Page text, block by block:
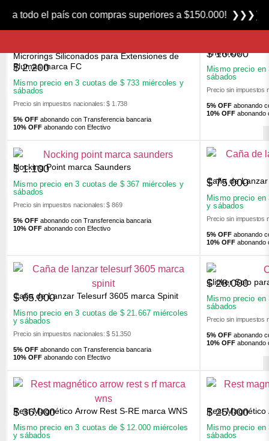
FILTROS
Microrings Siliconados para Extensiones de
Plumas marca FC
$2.200
Mismo precio en 3 cuotas de $733 miércoles y
sábados
Precio sin impuestos nacionales: $ 1.738
5% OFF abonando con Transferencia bancaria
10% OFF abonando con Efectivo
Thermos
$16.000
Mismo precio
sábados
Precio sin impuestos
5% OFF abonando
10% OFF abonando
Nocking Point marca Saunders
$1.100
Mismo precio en 3 cuotas de $367 miércoles y
sábados
Precio sin impuestos nacionales: $ 869
5% OFF abonando con Transferencia bancaria
10% OFF abonando con Efectivo
Caña de
$75.000
Mismo precio
y sábados
Precio sin impuestos
5% OFF abonando
10% OFF abonando
Caña de Lanzar Telesurf 3605 marca Spinit
$65.000
Mismo precio en 3 cuotas de $21.667 miércoles
y sábados
Precio sin impuestos nacionales: $ 51.350
5% OFF abonando con Transferencia bancaria
10% OFF abonando con Efectivo
Clicker Solo
$28.000
Mismo precio
sábados
Precio sin impuestos
5% OFF abonando
10% OFF abonando
Rest Magnético Arrow Rest S-RE marca WNS
$36.000
Mismo precio en 3 cuotas de $12.000 miércoles
y sábados
Rest Magnético
$25.000
Mismo precio
sábados
a todo el país con compras superiores a $150.000! ❯❯❯❯